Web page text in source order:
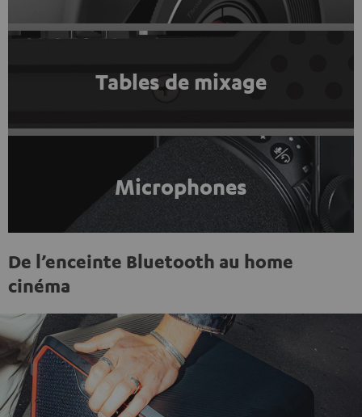
Tables de mixage
Microphones
De l’enceinte Bluetooth au home
cinéma